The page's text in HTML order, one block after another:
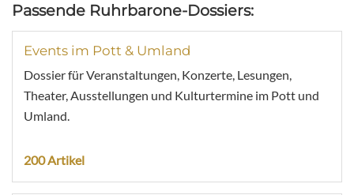
Passende Ruhrbarone-Dossiers:
Events im Pott & Umland
Dossier für Veranstaltungen, Konzerte, Lesungen,
Theater, Ausstellungen und Kulturtermine im Pott und
Umland.
200 Artikel